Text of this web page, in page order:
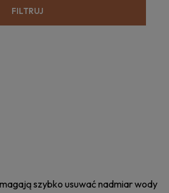
FILTRUJ
szybko usuwać nadmiar wody